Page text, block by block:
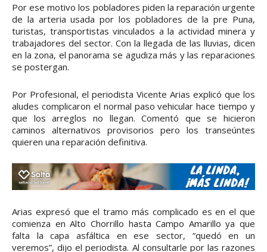
Por ese motivo los pobladores piden la reparación urgente
de la arteria usada por los pobladores de la pre Puna,
turistas, transportistas vinculados a la actividad minera y
trabajadores del sector. Con la llegada de las lluvias, dicen
en la zona, el panorama se agudiza más y las reparaciones
se postergan.
Por Profesional, el periodista Vicente Arias explicó que los
aludes complicaron el normal paso vehicular hace tiempo y
que los arreglos no llegan. Comentó que se hicieron
caminos alternativos provisorios pero los transeúntes
quieren una reparación definitiva.
Arias expresó que el tramo más complicado es en el que
comienza en Alto Chorrillo hasta Campo Amarillo ya que
falta la capa asfáltica en ese sector, “quedó en un
veremos”, dijo el periodista. Al consultarle por las razones